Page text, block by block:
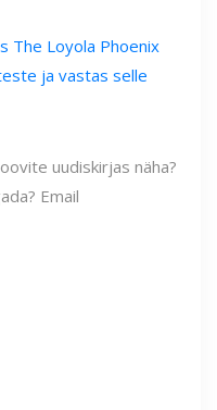
The Loyola Phoenix
ja vastas selle
uudiskirjas näha?
Email